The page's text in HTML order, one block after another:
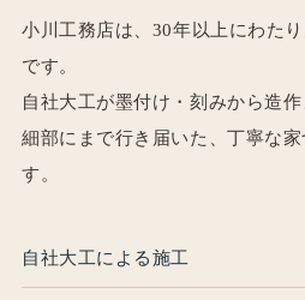
小川工務店は、30年以上にわた
です。
自社大工が墨付け・刻みから造
細部にまで行き届いた、丁寧な
す。
自社大工による施工